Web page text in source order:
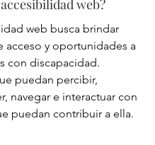
accesibilidad web?
web busca brindar
acceso y oportunidades a
con discapacidad.
puedan percibir,
navegar e interactuar con
puedan contribuir a ella.